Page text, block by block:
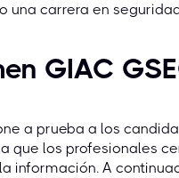
una carrera en
GIAC
a prueba a los
que los profesionales
información. A